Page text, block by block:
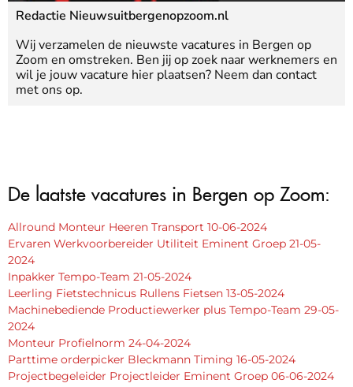
Redactie Nieuwsuitbergenopzoom.nl
Wij verzamelen de nieuwste vacatures in Bergen op
Zoom en omstreken. Ben jij op zoek naar werknemers en
wil je jouw vacature hier plaatsen? Neem dan contact
met ons op.
De laatste vacatures in Bergen op Zoom:
Allround Monteur Heeren Transport 10-06-2024
Ervaren Werkvoorbereider Utiliteit Eminent Groep 21-05-
2024
Inpakker Tempo-Team 21-05-2024
Leerling Fietstechnicus Rullens Fietsen 13-05-2024
Machinebediende Productiewerker plus Tempo-Team 29-05-
2024
Monteur Profielnorm 24-04-2024
Parttime orderpicker Bleckmann Timing 16-05-2024
Projectbegeleider Projectleider Eminent Groep 06-06-2024